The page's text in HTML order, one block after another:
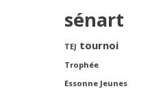
sénart
TEJ tournoi
Trophée
Essonne Jeunes